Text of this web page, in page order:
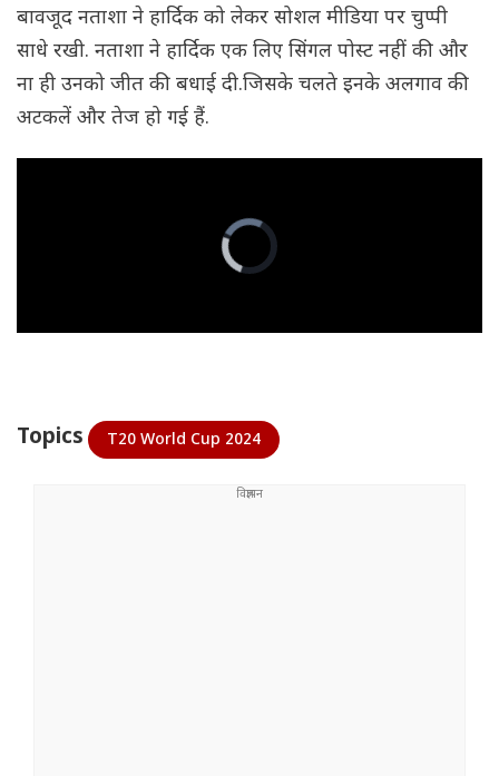
बावजूद नताशा ने हार्दिक को लेकर सोशल मीडिया पर चुप्पी
साधे रखी. नताशा ने हार्दिक एक लिए सिंगल पोस्ट नहीं की और
ना ही उनको जीत की बधाई दी.जिसके चलते इनके अलगाव की
अटकलें और तेज हो गई हैं.
Topics T20 World Cup 2024